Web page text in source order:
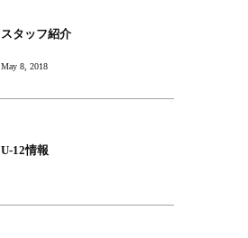
スタッフ紹介
May 8, 2018
U-12情報